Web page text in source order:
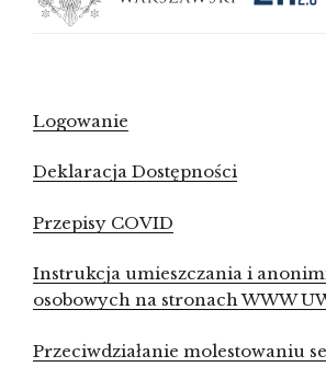
Logowanie
Deklaracja Dostępności
Przepisy COVID
Instrukcja umieszczania i
osobowych na stronach WWW
Przeciwdziałanie molestowaniu